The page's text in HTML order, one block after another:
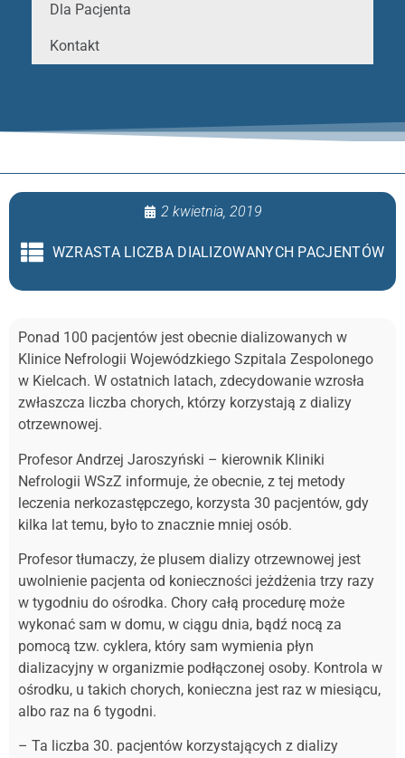
Dla Pacjenta
Kontakt
2 kwietnia, 2019
WZRASTA LICZBA DIALIZOWANYCH PACJENTÓW
Ponad 100 pacjentów jest obecnie dializowanych w
Klinice Nefrologii Wojewódzkiego Szpitala Zespolonego
w Kielcach. W ostatnich latach, zdecydowanie wzrosła
zwłaszcza liczba chorych, którzy korzystają z dializy
otrzewnowej.
Profesor Andrzej Jaroszyński – kierownik Kliniki
Nefrologii WSzZ informuje, że obecnie, z tej metody
leczenia nerkozastępczego, korzysta 30 pacjentów, gdy
kilka lat temu, było to znacznie mniej osób.
Profesor tłumaczy, że plusem dializy otrzewnowej jest
uwolnienie pacjenta od konieczności jeżdżenia trzy razy
w tygodniu do ośrodka. Chory całą procedurę może
wykonać sam w domu, w ciągu dnia, bądź nocą za
pomocą tzw. cyklera, który sam wymienia płyn
dializacyjny w organizmie podłączonej osoby. Kontrola w
ośrodku, u takich chorych, konieczna jest raz w miesiącu,
albo raz na 6 tygodni.
– Ta liczba 30. pacjentów korzystających z dializy